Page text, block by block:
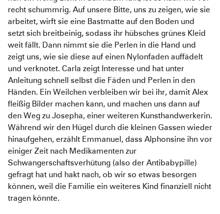
recht schummrig. Auf unsere Bitte, uns zu zeigen, wie sie
arbeitet, wirft sie eine Bastmatte auf den Boden und
setzt sich breitbeinig, sodass ihr hübsches grünes Kleid
weit fällt. Dann nimmt sie die Perlen in die Hand und
zeigt uns, wie sie diese auf einen Nylonfaden auffädelt
und verknotet. Carla zeigt Interesse und hat unter
Anleitung schnell selbst die Fäden und Perlen in den
Händen. Ein Weilchen verbleiben wir bei ihr, damit Alex
fleißig Bilder machen kann, und machen uns dann auf
den Weg zu Josepha, einer weiteren Kunsthandwerkerin.
Während wir den Hügel durch die kleinen Gassen wieder
hinaufgehen, erzählt Emmanuel, dass Alphonsine ihn vor
einiger Zeit nach Medikamenten zur
Schwangerschaftsverhütung (also der Antibabypille)
gefragt hat und hakt nach, ob wir so etwas besorgen
können, weil die Familie ein weiteres Kind finanziell nicht
tragen könnte.